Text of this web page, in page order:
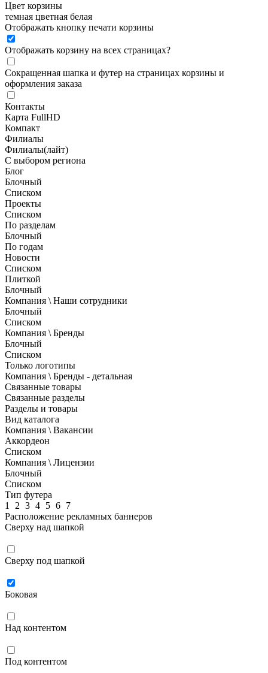
Цвет корзины
темная цветная белая
Отображать кнопку печати корзины
Отображать корзину на всех страницах?
Сокращенная шапка и футер на страницах корзины и
оформления заказа
Контакты
Карта FullHD
Компакт
Филиалы
Филиалы(лайт)
С выбором региона
Блог
Блочный
Списком
Проекты
Списком
По разделам
Блочный
По годам
Новости
Списком
Плиткой
Блочный
Компания \ Наши сотрудники
Блочный
Списком
Компания \ Бренды
Блочный
Списком
Только логотипы
Компания \ Бренды - детальная
Связанные товары
Связанные разделы
Разделы и товары
Вид каталога
Компания \ Вакансии
Аккордеон
Списком
Компания \ Лицензии
Блочный
Списком
Тип футера
1
2 3 4 5 6 7
Расположение рекламных баннеров
Сверху над шапкой
Сверху под шапкой
Боковая
Над контентом
Под контентом